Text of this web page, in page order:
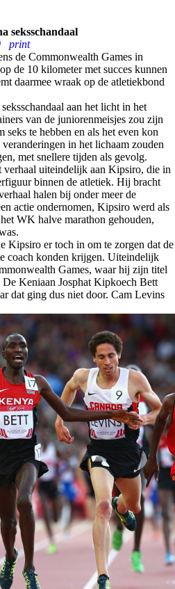
seksschandaal
print
de Commonwealth Games in
de 10 kilometer met succes kunnen
daarmee wraak op de atletiekbond
aan het licht in het
van de juniorenmeisjes zou zijn
seks te hebben en als het even kon
in het lichaam zouden
met snellere tijden als gevolg.
verhaal uiteindelijk aan Kipsiro, die in
binnen de atletiek. Hij bracht
halen bij onder meer de
actie ondernomen, Kipsiro werd als
WK halve marathon gehouden,
Kipsiro er toch in om te zorgen dat de
coach konden krijgen. Uiteindelijk
Games, waar hij zijn titel
Keniaan Josphat Kipkoech Bett
dat ging dus niet door. Cam Levins